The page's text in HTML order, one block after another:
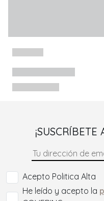
Acepto Politica Alta
He leído y acepto la